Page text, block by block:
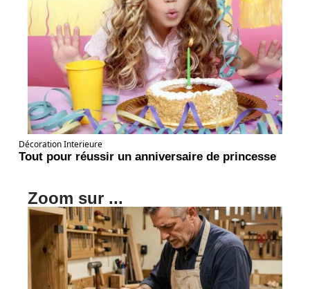
Décoration Interieure
Tout pour réussir un anniversaire de princesse
Zoom sur ...